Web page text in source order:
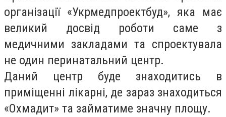
організації «Укрмедпроектбуд», яка має
великий досвід роботи саме з
медичними закладами та спроектувала
не один перинатальний центр.
Даний центр буде знаходитись в
приміщенні лікарні, де зараз знаходиться
«Охмадит» та займатиме значну площу.